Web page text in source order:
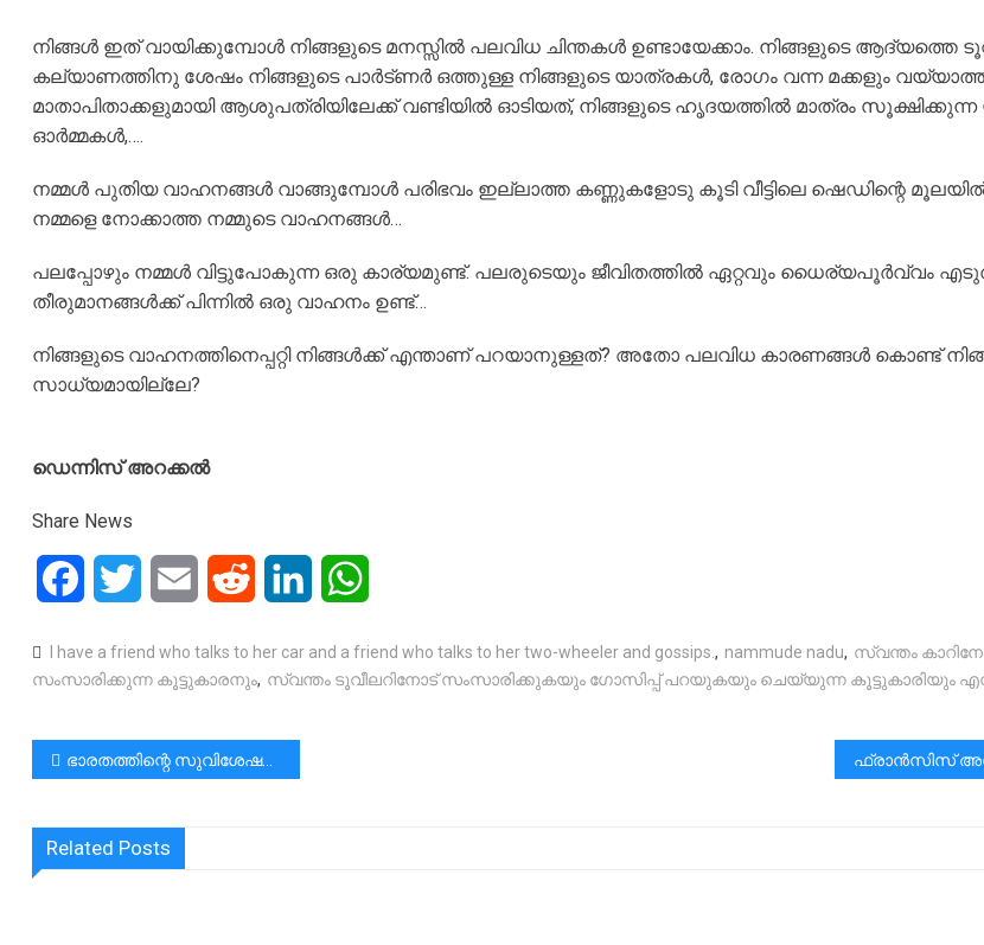
നിങ്ങൾ ഇത് വായിക്കുമ്പോൾ നിങ്ങളുടെ മനസ്സിൽ പലവിധ ചിന്തകൾ ഉണ്ടായേക്കാം. നിങ്ങളുടെ ആദ്യത്തെ
കല്യാണത്തിനു ശേഷം നിങ്ങളുടെ പാർട്ണർ ഒത്തുള്ള നിങ്ങളുടെ യാത്രകൾ, രോഗം വന്ന മക്കളും
മാതാപിതാക്കളുമായി ആശുപത്രിയിലേക്ക് വണ്ടിയിൽ ഓടിയത്, നിങ്ങളുടെ ഹൃദയത്തിൽ മാത്രം
ഓർമ്മകൾ,….
നമ്മൾ പുതിയ വാഹനങ്ങൾ വാങ്ങുമ്പോൾ പരിഭവം ഇല്ലാത്ത കണ്ണുകളോടു കൂടി വീട്ടിലെ ഷെഡിന്റെ
നമ്മളെ നോക്കാത്ത നമ്മുടെ വാഹനങ്ങൾ…
പലപ്പോഴും നമ്മൾ വിട്ടുപോകുന്ന ഒരു കാര്യമുണ്ട്. പലരുടെയും ജീവിതത്തിൽ ഏറ്റവും ധൈര്യപൂർവ്വം
തീരുമാനങ്ങൾക്ക് പിന്നിൽ ഒരു വാഹനം ഉണ്ട്…
നിങ്ങളുടെ വാഹനത്തിനെപ്പറ്റി നിങ്ങൾക്ക് എന്താണ് പറയാനുള്ളത്? അതോ പലവിധ കാരണങ്ങൾ കൊണ്ട്
സാധ്യമായില്ലേ?
ഡെന്നിസ് അറക്കൽ
Share News
FacebookTwitter Email Reddit LinkedIn
I have a friend who talks to her car and a friend who talks to her two-wheeler and gossips. , nammude nadu, സ്വന്തം
സംസാരിക്കുന്ന കൂട്ടുകാരനും, സ്വന്തം ടൂവീലറിനോട് സംസാരിക്കുകയും ഗോസിപ്പ് പറയുകയും ചെയ്യുന്ന കൂട്ടുകാരിയും
പോസ്റ്റുകളിലൂടെ
ഭാരതത്തിന്റെ സുവിശേഷമാണ് അവളുടെഭരണഘടന |ഭരണ ഘടനനീണാൾ വാഴട്ടെ
Related Posts